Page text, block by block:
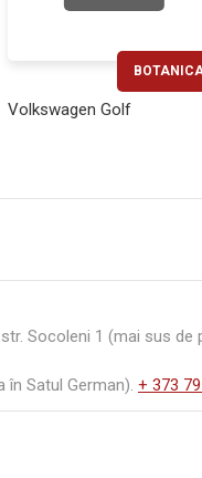
Volkswagen Golf
Socoleni 1 (mai sus de
în Satul German). + 373